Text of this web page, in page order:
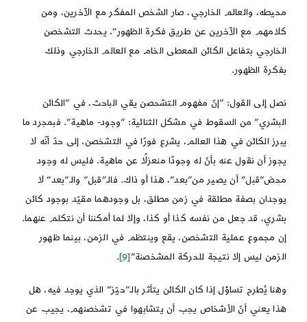
محيطه، والعالم الخارجي، صار الشخص المفكر مع الآخرين، ومن
كلامهم مع الآخرين عن طريق فكرة الظهور”، يحدث التشخصن
الخارجي بتفاعل الكائن المعطى الخام مع العالم الخارجي وذلك
بفكرة الظهور.
نصل إلى القول: “إنّ مفهوم التشحصن يقي الباحث، في “الكائن
البشري” من السقوط في مشكل الثنائية: “وجود- ماهية”. فبمجرد ما
يبرز الكائن في هذا العالم، يشرع فورًا في التشخصن، إلى حدّ أنّه لا
يجوز أن نقول عنه بأنّ له وجودًا منعزلًا عن ماهية. فليس له وجود
محض”قبل” أن يصير من”بعد”، هذا أو ذاك. فالـ”قبل” والـ”بعد” لا
يوجدان بصفة مطلقة في زمن مطلق، بل وجودهما مقيّد بوجود كائن
بشري، قد جعل من نفسه كذا أو كذا، وإلا لما أمكننا أن نتكلم عنهما.
إن مجموع عملية التشخصن، يقع وينتظم في الزمن، بينما ظهور
الزمن ليس إلا نتيجة للحركة المشخصنة”[9]
.
وهنا يُطرح تساؤل إذا كان الكائن يتأثر بالـ”حيّز” الذي يوجد فيه، هل
هذا يعني أنّ الأشخاص يجب أن يتشابهوا في تشخصنهم، يجيب عن